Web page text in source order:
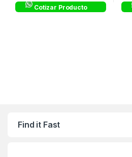
Cotizar Producto
Find it Fast